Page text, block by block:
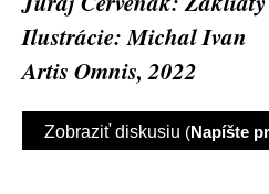
Ilustrácie: Michal Ivan
Artis Omnis, 2022
Zobraziť diskusiu (Napíšte